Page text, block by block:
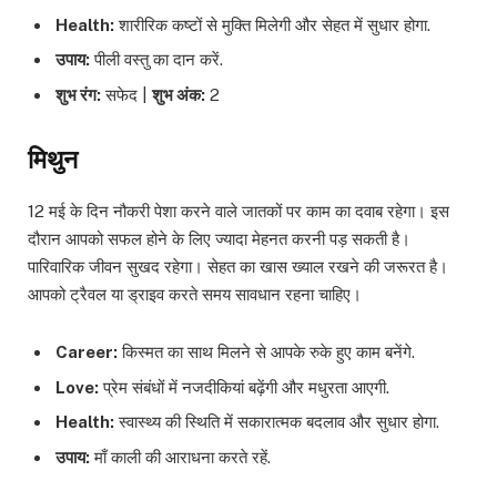
Health:शारीरिक कष्टों से मुक्ति मिलेगी और सेहत में सुधार होगा.
उपाय:पीली वस्तु का दान करें.
शुभ रंग:सफेद |शुभ अंक: 2
मिथुन
12 मई के दिन नौकरी पेशा करने वाले जातकों पर काम का दवाब रहेगा। इस
दौरान आपको सफल होने के लिए ज्यादा मेहनत करनी पड़ सकती है।
पारिवारिक जीवन सुखद रहेगा। सेहत का खास ख्याल रखने की जरूरत है।
आपको ट्रैवल या ड्राइव करते समय सावधान रहना चाहिए।
Career:किस्मत का साथ मिलने से आपके रुके हुए काम बनेंगे.
Love:प्रेम संबंधों में नजदीकियां बढ़ेंगी और मधुरता आएगी.
Health:स्वास्थ्य की स्थिति में सकारात्मक बदलाव और सुधार होगा.
उपाय:माँ काली की आराधना करते रहें.